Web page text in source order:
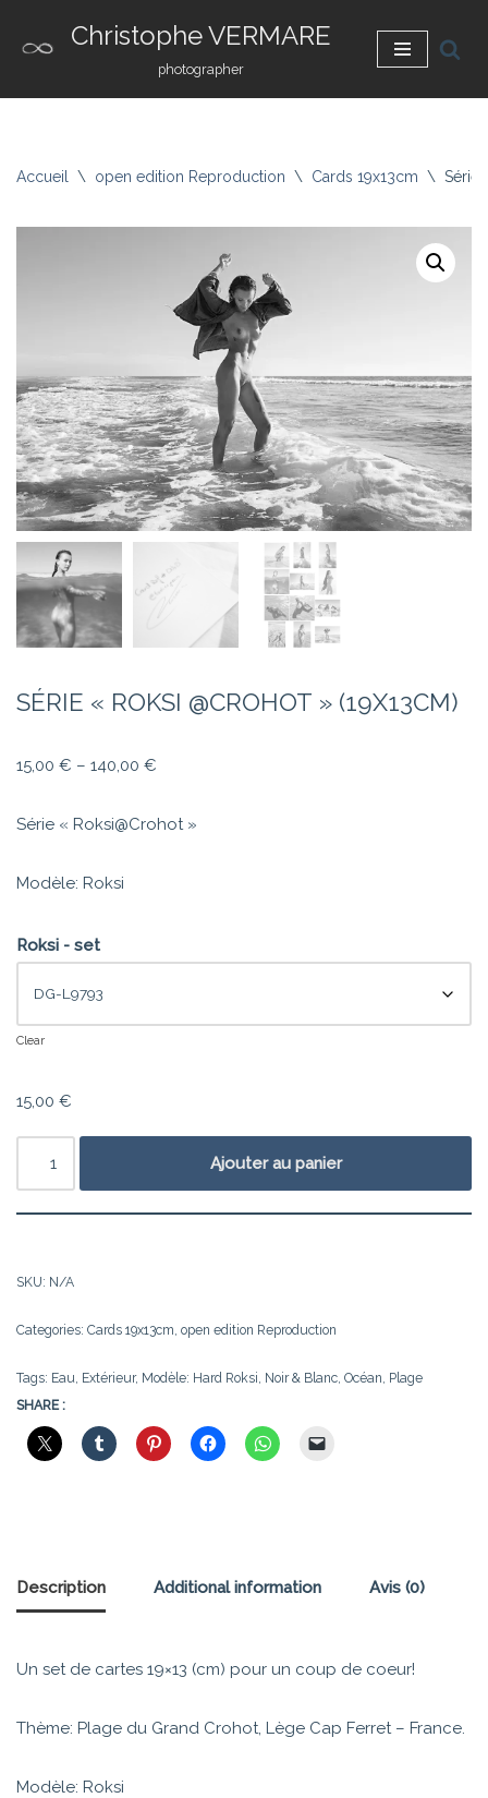
Aller
Christophe VERMARE
photographer
Accueil \ open edition Reproduction \ Cards 19x13cm \ Série
SÉRIE « ROKSI @CROHOT » (19X13CM)
15,00 € – 140,00 €
Série « Roksi@Crohot »
Modèle: Roksi
Roksi - set
Clear
15,00 €
Ajouter au panier
SKU: N/A
Categories: Cards 19x13cm open edition Reproduction
Tags: Eau Extérieur, Modèle: Hard Roksi Noir & Blanc Océan Plage
SHARE :
Description Additional information Avis (0)
Un set de cartes 19×13 (cm) pour un coup de coeur!
Thème: Plage du Grand Crohot, Lège Cap Ferret – France.
Modèle: Roksi